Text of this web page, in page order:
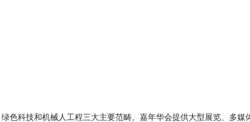
色科技和机械人工程三大主要范畴。嘉年华会提供大型展览、多媒